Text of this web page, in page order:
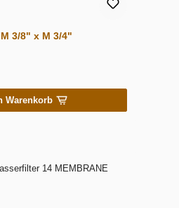
3/8" x M 3/4"
Warenkorb